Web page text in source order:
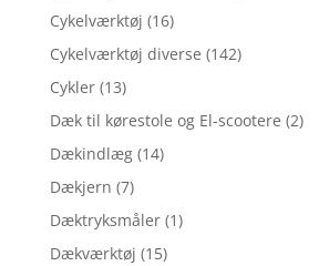
Cykelværktøj (16)
Cykelværktøj diverse (142)
Cykler (13)
Dæk til kørestole og El-scootere (2)
Dækindlæg (14)
Dækjern (7)
Dæktryksmåler (1)
Dækværktøj (15)